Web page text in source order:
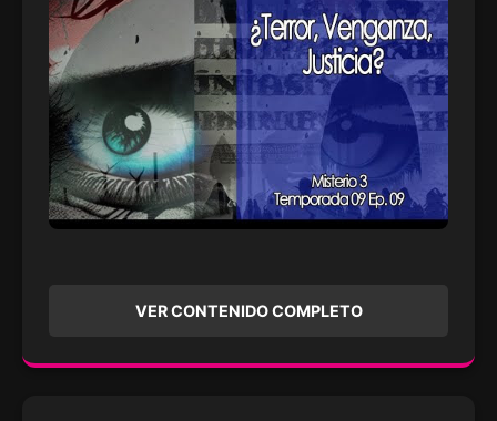
VER CONTENIDO COMPLETO